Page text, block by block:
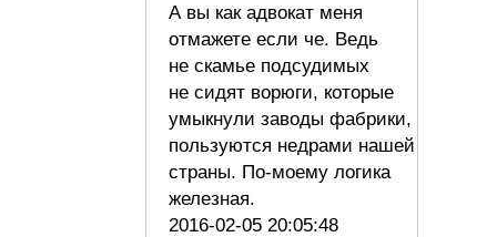
А вы как адвокат меня
отмажете если че. Ведь
не скамье подсудимых
не сидят ворюги, которые
умыкнули заводы фабрики,
пользуются недрами нашей
страны. По-моему логика
железная.
2016-02-05 20:05:48